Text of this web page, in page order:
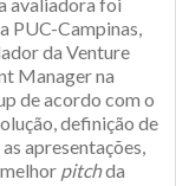
PUC-Campinas,
da Venture
Manager na
de acordo com o
definição de
apresentações,
pitchda